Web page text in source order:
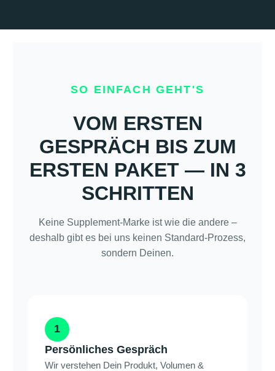
SO EINFACH GEHT'S
VOM ERSTEN
GESPRÄCH BIS ZUM
ERSTEN PAKET — IN 3
SCHRITTEN
Keine Supplement-Marke ist wie die andere –
deshalb gibt es bei uns keinen Standard-Prozess,
sondern Deinen.
1
Persönliches Gespräch
Wir verstehen Dein Produkt, Volumen &